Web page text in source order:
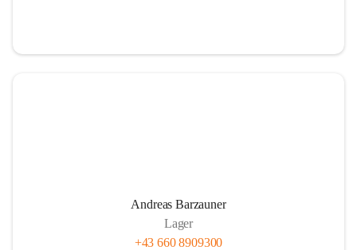
Andreas Barzauner
Lager
+43 660 8909300